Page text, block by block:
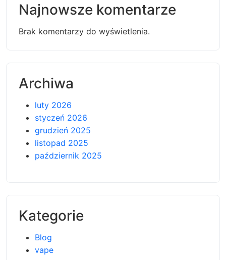
Najnowsze komentarze
Brak komentarzy do wyświetlenia.
Archiwa
luty 2026
styczeń 2026
grudzień 2025
listopad 2025
październik 2025
Kategorie
Blog
vape